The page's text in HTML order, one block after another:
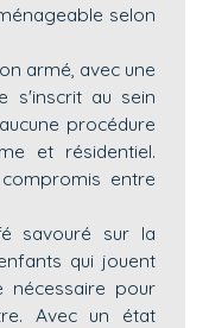
selon
armé, avec une
s'inscrit au sein
procédure
et résidentiel.
entre
savouré sur la
qui jouent
nécessaire pour
Avec un état